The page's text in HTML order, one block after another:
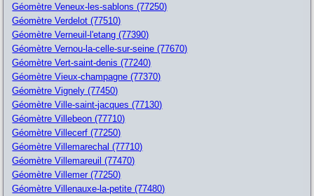
Géomètre Veneux-les-sablons (77250)
Géomètre Verdelot (77510)
Géomètre Verneuil-l'etang (77390)
Géomètre Vernou-la-celle-sur-seine (77670)
Géomètre Vert-saint-denis (77240)
Géomètre Vieux-champagne (77370)
Géomètre Vignely (77450)
Géomètre Ville-saint-jacques (77130)
Géomètre Villebeon (77710)
Géomètre Villecerf (77250)
Géomètre Villemarechal (77710)
Géomètre Villemareuil (77470)
Géomètre Villemer (77250)
Géomètre Villenauxe-la-petite (77480)